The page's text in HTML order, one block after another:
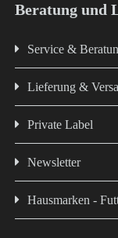
Beratung und
Service &
Lieferung &
Private Label
Newsletter
Hausmarken -